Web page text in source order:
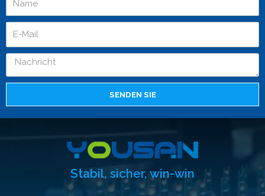
SENDEN SIE
Stabil, sicher, win-win